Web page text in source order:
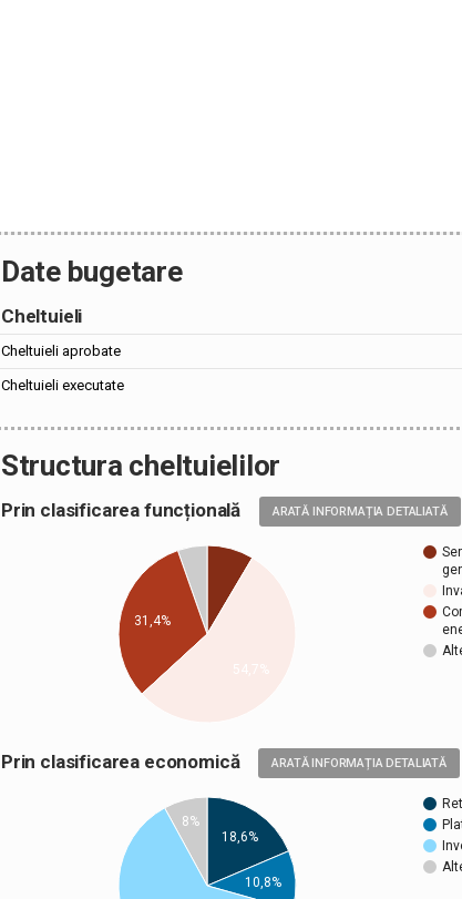
Date bugetare
Cheltuieli
Cheltuieli aprobate
Cheltuieli executate
Structura cheltuielilor
Prin clasificarea funcțională ARATĂ INFORMAȚIA DETALIATĂ
31,4%
Prin clasificarea economică ARATĂ INFORMAȚIA DETALIATĂ
18,6%
10,8%
8%